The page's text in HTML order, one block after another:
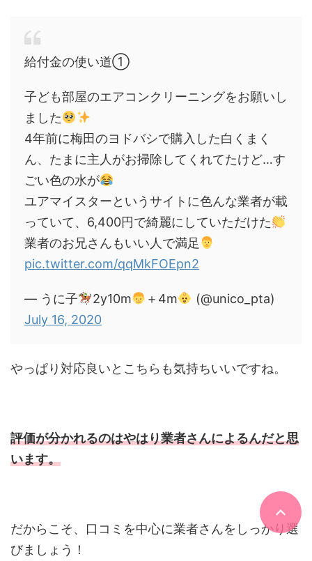
給付金の使い道①
子ども部屋のエアコンクリーニングをお願いし
ました
4年前に梅田のヨドバシで購入した白くまく
ん、たまに主人がお掃除してくれてたけど…す
ごい色の水が
ユアマイスターというサイトに色んな業者が載
っていて、6,400円で綺麗にしていただけた
業者のお兄さんもいい人で満足
pic.twitter.com/qqMkFOEpn2
— うに子 2y10m ＋4m
(@unico_pta)
July 16, 2020
やっぱり対応良いとこちらも気持ちいいですね。
評価が分かれるのはやはり業者さんによるんだと思
います。
だからこそ、口コミを中心に業者さんをしっかり選
びましょう！